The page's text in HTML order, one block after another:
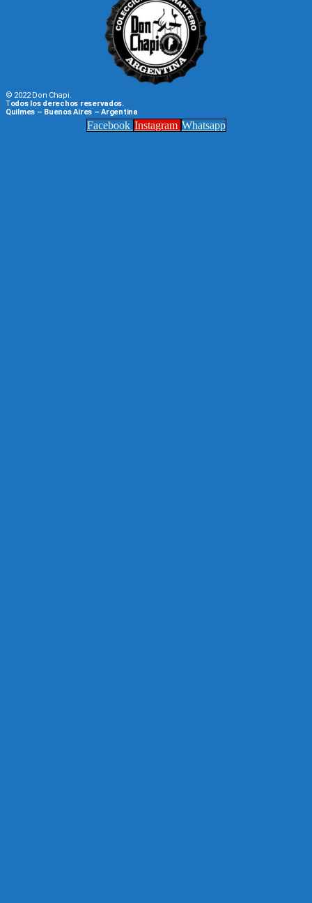
© 2022 Don Chapi.
Todos los derechos reservados.
Quilmes – Buenos Aires – Argentina
Facebook Instagram Whatsapp